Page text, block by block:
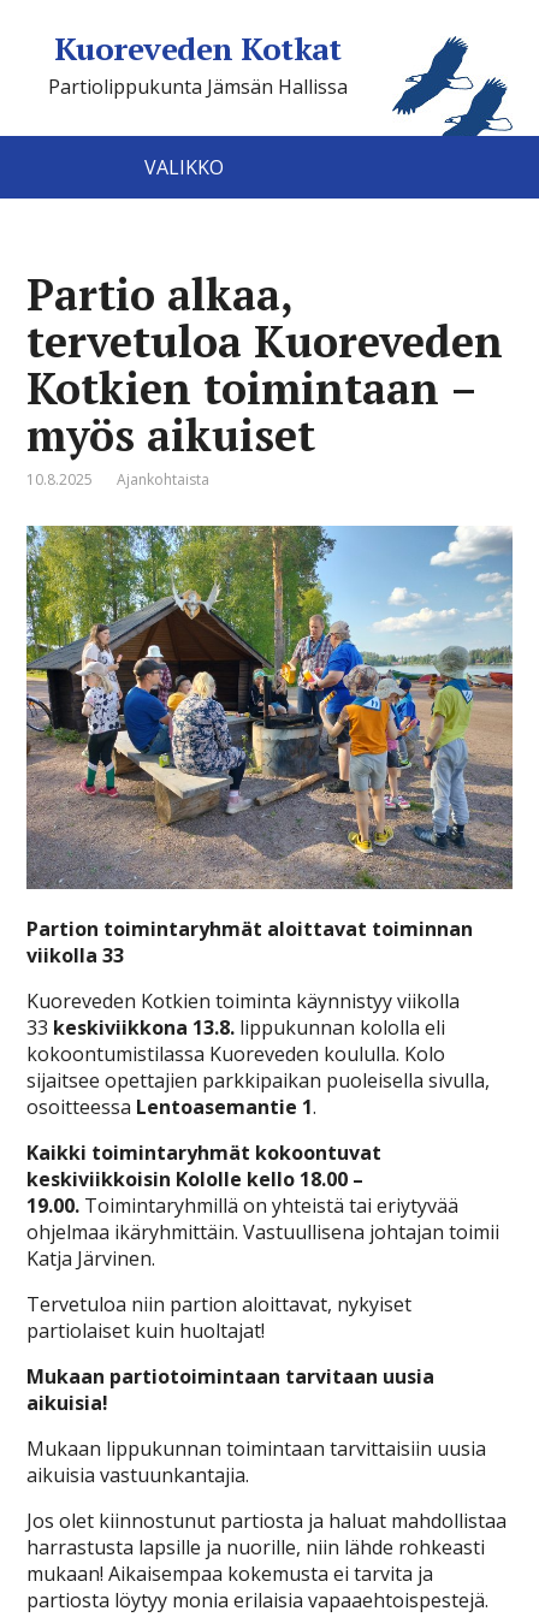
Kuoreveden Kotkat
Partiolippukunta Jämsän Hallissa
VALIKKO
Partio alkaa,
tervetuloa Kuoreveden
Kotkien toimintaan –
myös aikuiset
10.8.2025 Ajankohtaista
Partion toimintaryhmät aloittavat toiminnan
viikolla 33
Kuoreveden Kotkien toiminta käynnistyy viikolla
33 keskiviikkona 13.8. lippukunnan kololla eli
kokoontumistilassa Kuoreveden koululla. Kolo
sijaitsee opettajien parkkipaikan puoleisella sivulla,
osoitteessa Lentoasemantie 1.
Kaikki toimintaryhmät kokoontuvat
keskiviikkoisin Kololle kello 18.00 –
19.00. Toimintaryhmillä on yhteistä tai eriytyvää
ohjelmaa ikäryhmittäin. Vastuullisena johtajan toimii
Katja Järvinen.
Tervetuloa niin partion aloittavat, nykyiset
partiolaiset kuin huoltajat!
Mukaan partiotoimintaan tarvitaan uusia
aikuisia!
Mukaan lippukunnan toimintaan tarvittaisiin uusia
aikuisia vastuunkantajia.
Jos olet kiinnostunut partiosta ja haluat mahdollistaa
harrastusta lapsille ja nuorille, niin lähde rohkeasti
mukaan! Aikaisempaa kokemusta ei tarvita ja
partiosta löytyy monia erilaisia vapaaehtoispestejä.